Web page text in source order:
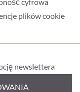
plików cookie
newslettera